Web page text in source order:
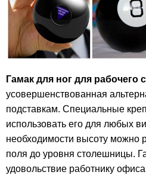
Гамак для ног для рабочего
усовершенствованная
подставкам. Специальные
использовать его для любых
необходимости высоту можно
поля до уровня столешницы.
удовольствие работнику